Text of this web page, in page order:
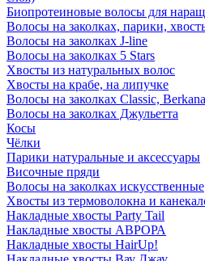
Биопротеиновые волосы для
Волосы на заколках, парики,
Волосы на заколках J-line
Волосы на заколках 5 Stars
Хвосты из натуральных волос
Хвосты на крабе, на липучке
Волосы на заколках Classic,
Волосы на заколках Джульетта
Косы
Чёлки
Парики натуральные и аксессуары
Височные пряди
Волосы на заколках искусственные
Хвосты из термоволокна и
Накладные хвосты Party Tail
Накладные хвосты АВРОРА
Накладные хвосты HairUp!